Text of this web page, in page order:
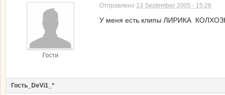
Гости
Отправлено 13 September 2005 - 15:28
У меня есть клипы ЛИРИКА
Гость_DeVi1_*